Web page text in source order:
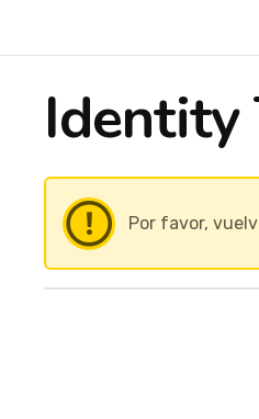
Identity
Por favor,